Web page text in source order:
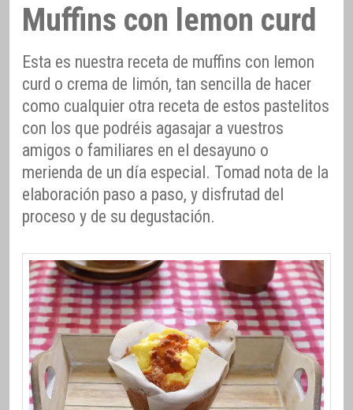
Muffins con lemon curd
Esta es nuestra receta de muffins con lemon
curd o crema de limón, tan sencilla de hacer
como cualquier otra receta de estos pastelitos
con los que podréis agasajar a vuestros
amigos o familiares en el desayuno o
merienda de un día especial. Tomad nota de la
elaboración paso a paso, y disfrutad del
proceso y de su degustación.